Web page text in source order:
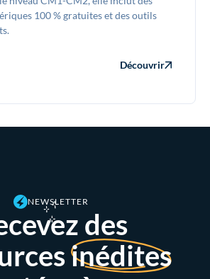
100 % gratuites et des outils
Découvrir
NEWSLETTER
des
inédites